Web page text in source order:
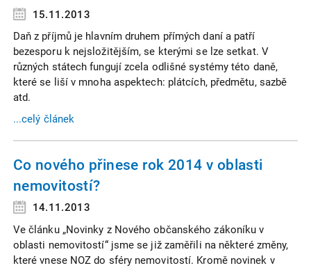
15.11.2013
Daň z příjmů je hlavním druhem přímých daní a patří
bezesporu k nejsložitějším, se kterými se lze setkat. V
různých státech fungují zcela odlišné systémy této daně,
které se liší v mnoha aspektech: plátcích, předmětu, sazbě
atd.
...celý článek
Co nového přinese rok 2014 v oblasti
nemovitostí?
14.11.2013
Ve článku „Novinky z Nového občanského zákoníku v
oblasti nemovitostí“ jsme se již zaměřili na některé změny,
které vnese NOZ do sféry nemovitostí. Kromě novinek v